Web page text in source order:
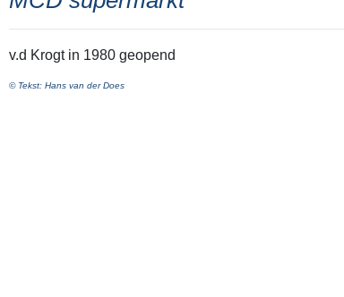
v.d Krogt in 1980 geopend
© Tekst: Hans van der Does